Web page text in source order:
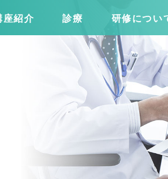
座紹介 診療 研修につい